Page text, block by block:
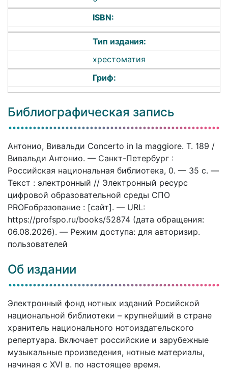
ISBN:
Тип издания:
хрестоматия
Гриф:
Библиографическая запись
Антонио, Вивальди Concerto in la maggiore. T. 189 /
Вивальди Антонио. — Санкт-Петербург :
Российская национальная библиотека, 0. — 35 c. —
Текст : электронный // Электронный ресурс
цифровой образовательной среды СПО
PROFобразование : [сайт]. — URL:
https://profspo.ru/books/52874 (дата обращения:
06.08.2026). — Режим доступа: для авторизир.
пользователей
Об издании
Электронный фонд нотных изданий Росийской
национальной библиотеки – крупнейший в стране
хранитель национального нотоиздательского
репертуара. Включает российские и зарубежные
музыкальные произведения, нотные материалы,
начиная с XVI в. по настоящее время.